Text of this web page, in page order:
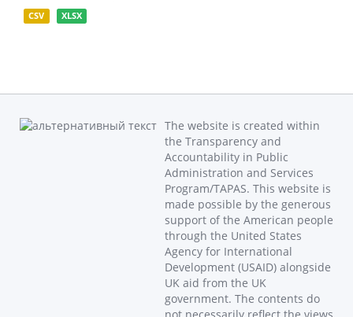
CSV XLSX
The website is created within
the Transparency and
Accountability in Public
Administration and Services
Program/TAPAS. This website is
made possible by the generous
support of the American people
through the United States
Agency for International
Development (USAID) alongside
UK aid from the UK
government. The contents do